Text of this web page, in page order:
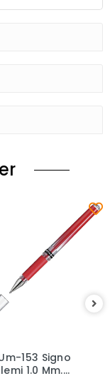
Sepete Ekle
153 Signo
1.0 Mm.